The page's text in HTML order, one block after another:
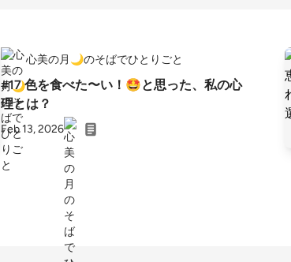
心美の月🌙のそばでひとりごと
#17 色を食べた〜い！🤩と思った、私の心
理とは？
Feb 13, 2026